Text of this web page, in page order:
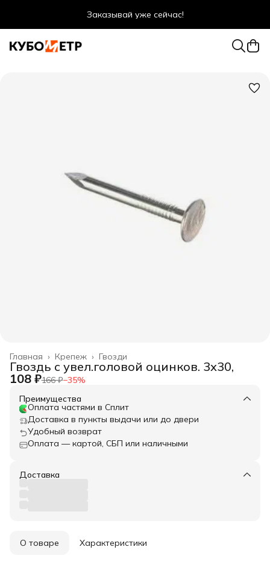
Заказывай уже сейчас!
Оптовые цены даже для физ. лиц
Гвозди
Крепеж ›
Главная ›
Гвоздь с увел.головой оцинков. 3х30,
108 ₽166 ₽−35%
Преимущества
Оплата частями в Сплит
Доставка в пункты выдачи или до двери
Удобный возврат
Оплата — картой, СБП или наличными
Доставка
О товаре Характеристики